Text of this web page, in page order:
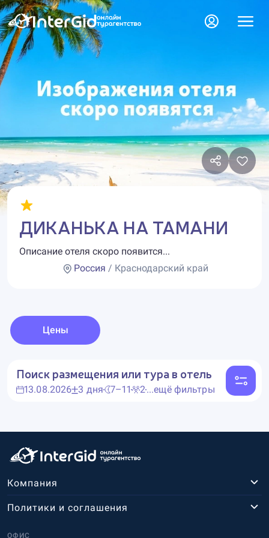
ДИКАНЬКА НА ТАМАНИ
Описание отеля скоро появится...
Россия / Краснодарский край
Цены
Поиск размещения или тура в отель
13.08.2026 3 дня 7–11 2...ещё фильтры
Компания
ОФИС
Политики и соглашения